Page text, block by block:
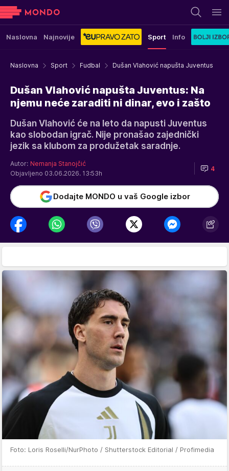
Naslovna Najnovije Sport Info
Naslovna Sport Fudbal Dušan Vlahović napušta Juventus
Dušan Vlahović napušta Juventus: Na
njemu neće zaraditi ni dinar, evo i zašto
Dušan Vlahović će na leto da napusti Juventus
kao slobodan igrač. Nije pronašao zajednički
jezik sa klubom za produžetak saradnje.
Autor: Nemanja Stanojčić
Objavljeno 03.06.2026. 13:53h
4
Dodajte MONDO u vaš Google izbor
Foto: Loris Roselli/NurPhoto / Shutterstock Editorial / Profimedia